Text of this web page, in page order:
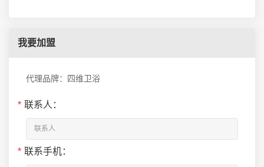
我要加盟
代理品牌：四维卫浴
* 联系人：
* 联系手机：